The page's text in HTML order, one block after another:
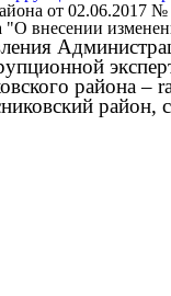
от 02.06.2017
внесении
района –